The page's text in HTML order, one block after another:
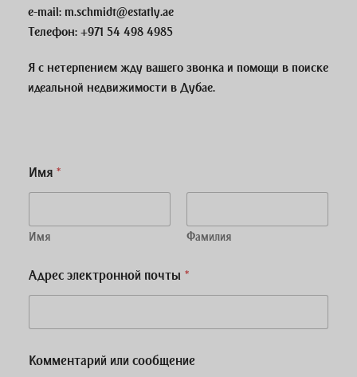
e-mail: m.schmidt@estatly.ae
Телефон: +971 54 498 4985
Я с нетерпением жду вашего звонка и помощи в поиске
идеальной недвижимости в Дубае.
Имя *
Имя Фамилия
Адрес электронной почты *
Комментарий или сообщение